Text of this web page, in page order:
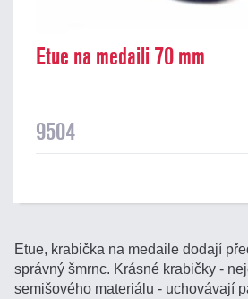
Etue na medaili 70 mm
9504
Etue, krabička na medaile dodají
správný šmrnc. Krásné krabičky -
semišového materiálu - uchovávají